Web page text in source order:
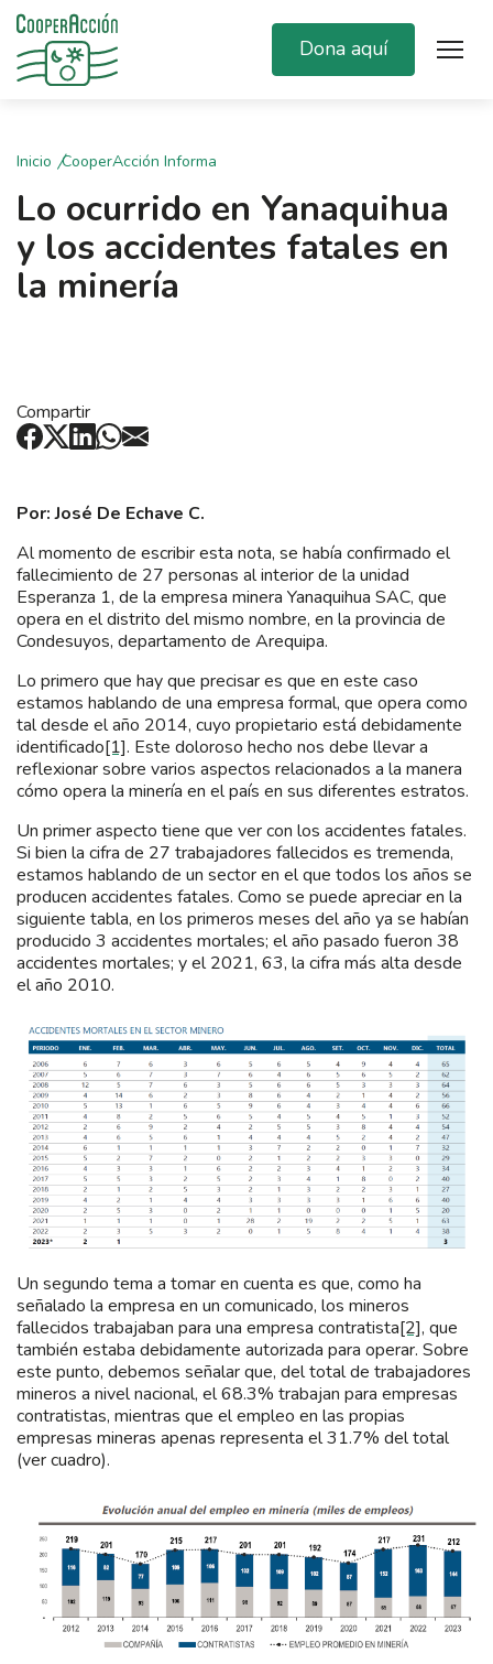
Dona aquí
Inicio CooperAcción Informa
Lo ocurrido en Yanaquihua
y los accidentes fatales en
la minería
Compartir
Por: José De Echave C.
Al momento de escribir esta nota, se había confirmado el
fallecimiento de 27 personas al interior de la unidad
Esperanza 1, de la empresa minera Yanaquihua SAC, que
opera en el distrito del mismo nombre, en la provincia de
Condesuyos, departamento de Arequipa.
Lo primero que hay que precisar es que en este caso
estamos hablando de una empresa formal, que opera como
tal desde el año 2014, cuyo propietario está debidamente
identificado[1]. Este doloroso hecho nos debe llevar a
reflexionar sobre varios aspectos relacionados a la manera
cómo opera la minería en el país en sus diferentes estratos.
Un primer aspecto tiene que ver con los accidentes fatales.
Si bien la cifra de 27 trabajadores fallecidos es tremenda,
estamos hablando de un sector en el que todos los años se
producen accidentes fatales. Como se puede apreciar en la
siguiente tabla, en los primeros meses del año ya se habían
producido 3 accidentes mortales; el año pasado fueron 38
accidentes mortales; y el 2021, 63, la cifra más alta desde
el año 2010.
Un segundo tema a tomar en cuenta es que, como ha
señalado la empresa en un comunicado, los mineros
fallecidos trabajaban para una empresa contratista[2], que
también estaba debidamente autorizada para operar. Sobre
este punto, debemos señalar que, del total de trabajadores
mineros a nivel nacional, el 68.3% trabajan para empresas
contratistas, mientras que el empleo en las propias
empresas mineras apenas representa el 31.7% del total
(ver cuadro).